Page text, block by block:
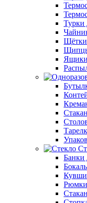
Турки
Щётки
Ящики
Банки
Рюмки